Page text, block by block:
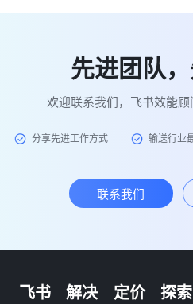
先进团队
欢迎联系我们，飞书效能
分享先进工作方式 输送行业
联系我们
飞书
解决
定价
探索